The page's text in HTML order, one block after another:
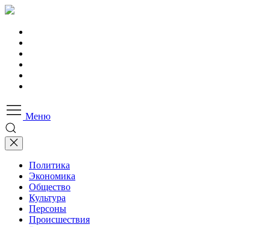
Меню
Политика
Экономика
Общество
Культура
Персоны
Происшествия